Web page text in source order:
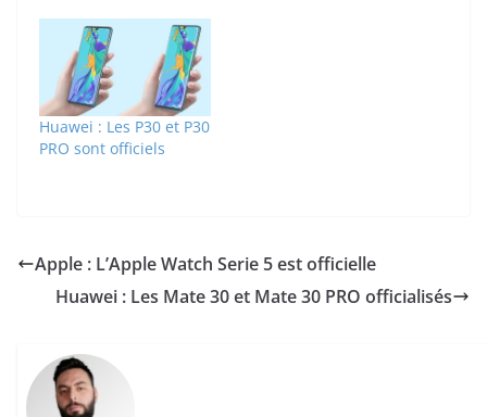
Huawei : Les P30 et P30
PRO sont officiels
Apple : L’Apple Watch Serie 5 est officielle
Huawei : Les Mate 30 et Mate 30 PRO officialisés